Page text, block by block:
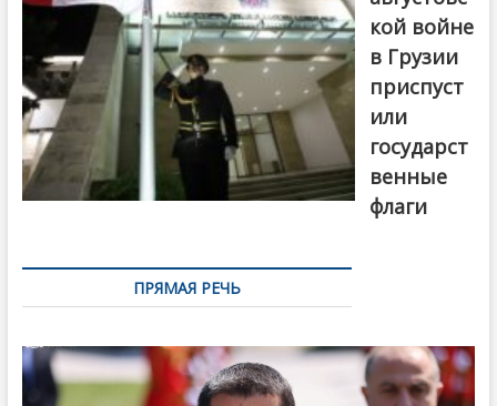
кой войне
в Грузии
приспуст
или
государст
венные
флаги
ПРЯМАЯ РЕЧЬ